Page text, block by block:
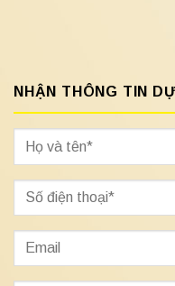
NHẬN THÔNG TIN